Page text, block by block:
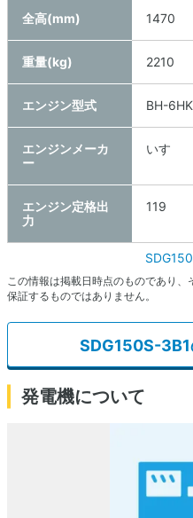
全高(mm) 1470
重量(kg) 2210
エンジン型式 BH-
エンジンメーカ
ー
いすゞ
エンジン定格出
力
119
この情報は掲載日時点のものであり
保証するものではありません。
SDG150S-3B1
発電機について